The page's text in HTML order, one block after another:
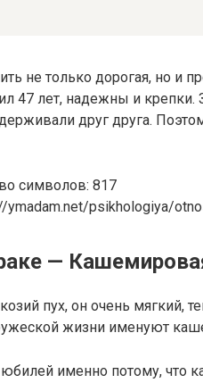
не только дорогая, но и
47 лет, надежны и крепки.
друг друга.
символов: 817
ymadam.net/psikhologiya/
—
пух, он очень мягкий,
жизни именуют
юбилей именно потому, что